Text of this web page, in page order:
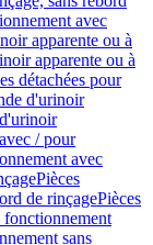
avec
apparente ou à
apparente ou à
détachées pour
d'urinoir
/ pour
avec
Pièces
de rinçagePièces
sans